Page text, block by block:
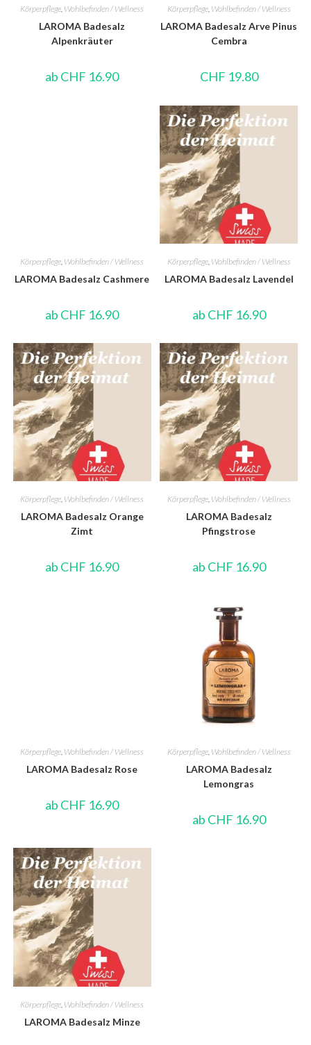
Körperpflege, Wohlbefinden / Wellness
LAROMA Badesalz
Alpenkräuter
ab CHF 16.90
Körperpflege, Wohlbefinden / Wellness
LAROMA Badesalz Arve Pinus
Cembra
CHF 19.80
Körperpflege Wohlbefinden / Wellness
LAROMA Badesalz Cashmere
ab CHF 16.90
Körperpflege, Wohlbefinden / Wellness
LAROMA Badesalz Lavendel
ab CHF 16.90
Körperpflege, Wohlbefinden / Wellness
LAROMA Badesalz Orange
Zimt
ab CHF 16.90
Körperpflege, Wohlbefinden / Wellness
LAROMA Badesalz
Pfingstrose
ab CHF 16.90
Körperpflege Wohlbefinden / Wellness
LAROMA Badesalz Rose
ab CHF 16.90
Körperpflege, Wohlbefinden / Wellness
LAROMA Badesalz
Lemongras
ab CHF 16.90
Körperpflege Wohlbefinden / Wellness
LAROMA Badesalz Minze